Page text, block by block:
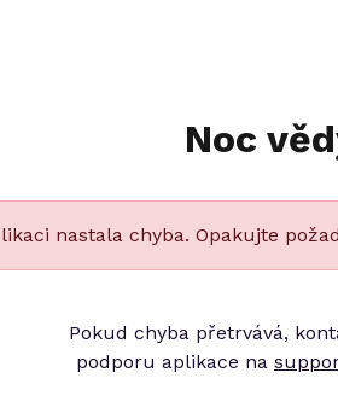
Noc
nastala chyba. Opakujte
Pokud chyba přetrvává,
podporu aplikace na